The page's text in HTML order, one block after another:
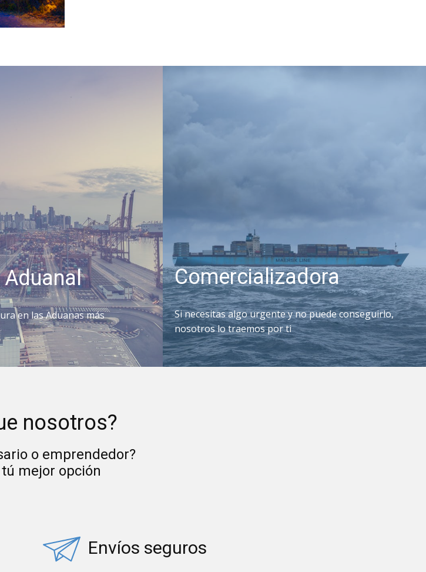
en las Aduanas más
Comercializadora
Si necesitas algo urgente y no puede conseguirlo,
nosotros lo traemos por ti
nosotros?
o emprendedor?
mejor opción
Envíos seguros